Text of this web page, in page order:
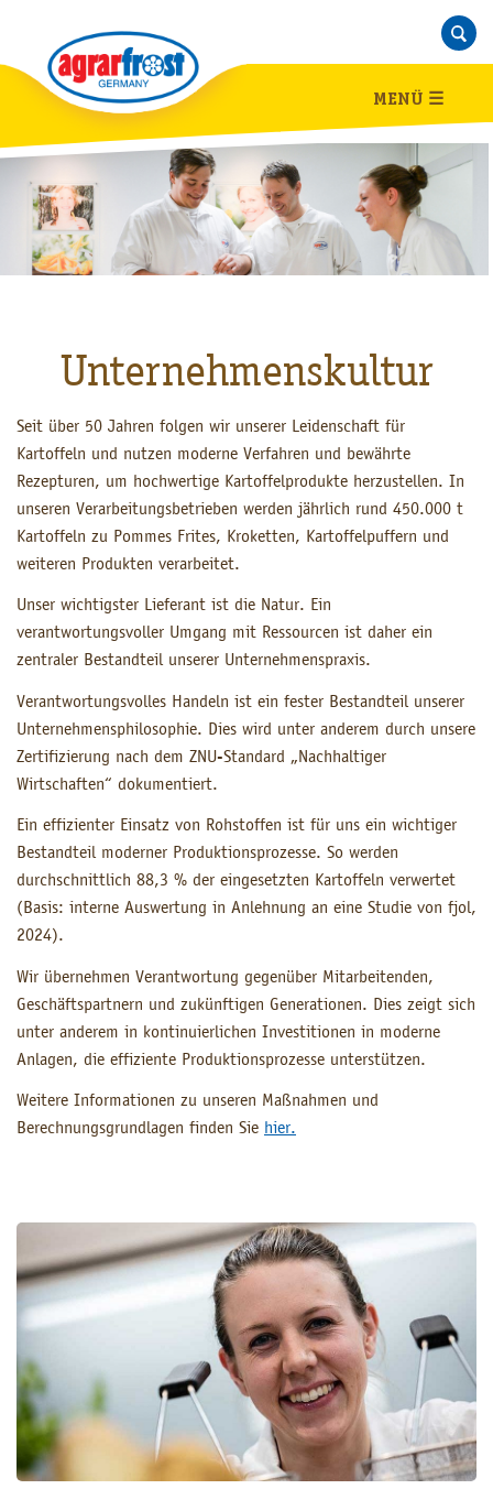
MENÜ ☰
Unternehmenskultur
Seit über 50 Jahren folgen wir unserer Leidenschaft für
Kartoffeln und nutzen moderne Verfahren und bewährte
Rezepturen, um hochwertige Kartoffelprodukte herzustellen. In
unseren Verarbeitungsbetrieben werden jährlich rund 450.000 t
Kartoffeln zu Pommes Frites, Kroketten, Kartoffelpuffern und
weiteren Produkten verarbeitet.
Unser wichtigster Lieferant ist die Natur. Ein
verantwortungsvoller Umgang mit Ressourcen ist daher ein
zentraler Bestandteil unserer Unternehmenspraxis.
Verantwortungsvolles Handeln ist ein fester Bestandteil unserer
Unternehmensphilosophie. Dies wird unter anderem durch unsere
Zertifizierung nach dem ZNU-Standard „Nachhaltiger
Wirtschaften“ dokumentiert.
Ein effizienter Einsatz von Rohstoffen ist für uns ein wichtiger
Bestandteil moderner Produktionsprozesse. So werden
durchschnittlich 88,3 % der eingesetzten Kartoffeln verwertet
(Basis: interne Auswertung in Anlehnung an eine Studie von fjol,
2024).
Wir übernehmen Verantwortung gegenüber Mitarbeitenden,
Geschäftspartnern und zukünftigen Generationen. Dies zeigt sich
unter anderem in kontinuierlichen Investitionen in moderne
Anlagen, die effiziente Produktionsprozesse unterstützen.
Weitere Informationen zu unseren Maßnahmen und
Berechnungsgrundlagen finden Sie hier.